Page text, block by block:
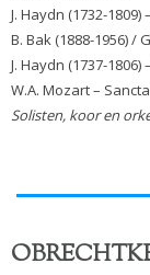
J. Haydn (1732-
B. Bak (1888-1956) /
J. Haydn (1737-
W.A. Mozart –
Solisten, koor en